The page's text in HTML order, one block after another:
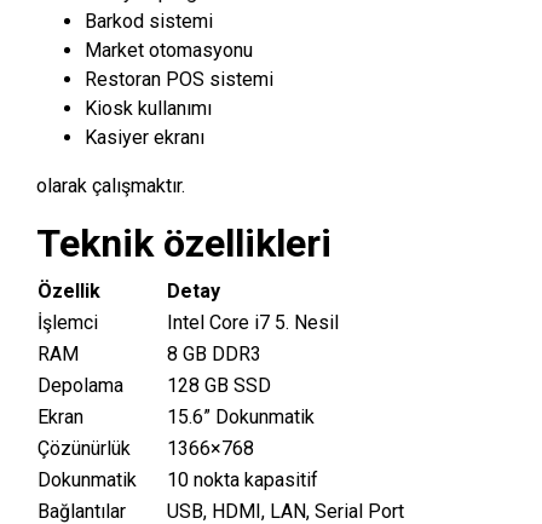
Barkod sistemi
Market otomasyonu
Restoran POS sistemi
Kiosk kullanımı
Kasiyer ekranı
olarak çalışmaktır.
Teknik özellikleri
Özellik
Detay
İşlemci
Intel Core i7 5. Nesil
RAM
8 GB DDR3
Depolama
128 GB SSD
Ekran
15.6” Dokunmatik
Çözünürlük
1366×768
Dokunmatik
10 nokta kapasitif
Bağlantılar
USB, HDMI, LAN, Serial Port